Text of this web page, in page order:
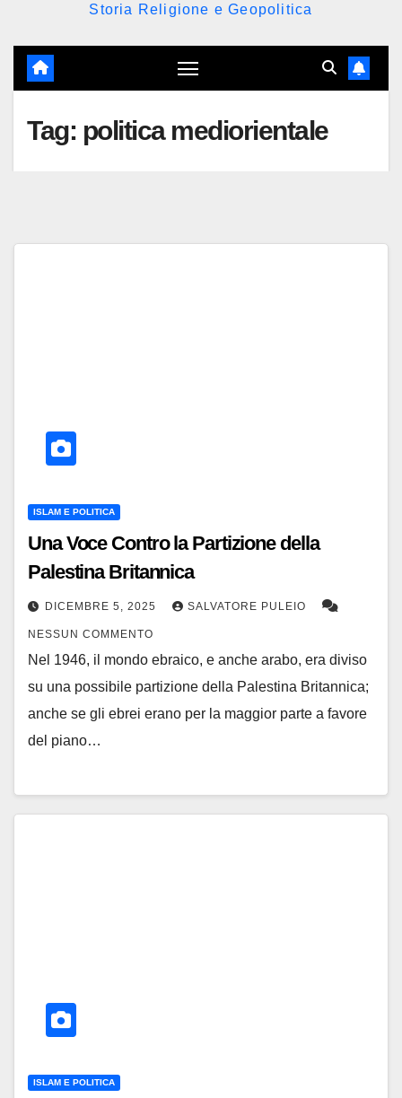
Storia Religione e Geopolitica
Tag: politica mediorientale
ISLAM E POLITICA
Una Voce Contro la Partizione della
Palestina Britannica
DICEMBRE 5, 2025 SALVATORE PULEIO
NESSUN COMMENTO
Nel 1946, il mondo ebraico, e anche arabo, era diviso
su una possibile partizione della Palestina Britannica;
anche se gli ebrei erano per la maggior parte a favore
del piano…
ISLAM E POLITICA